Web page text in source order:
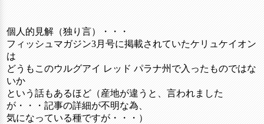
個人的見解（独り言）・・・
フィッシュマガジン3月号に掲載されていたケリュケイオン
は
どうもこのウルグアイ レッド パラナ州で入ったものではな
いか
という話もあるほど（産地が違うと、言われました
が・・・記事の詳細が不明な為、
気になっている種ですが・・・）